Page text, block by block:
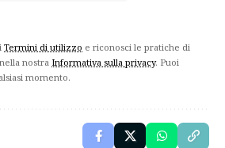
Termini di utilizzo e riconosci le pratiche di
nostra Informativa sulla privacy. Puoi
momento.